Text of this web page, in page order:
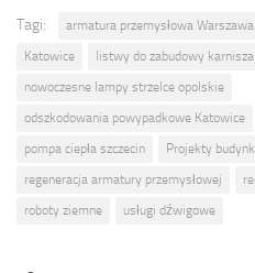
Tagi: armatura przemysłowa Warszawa
Katowice
listwy do zabudowy karnisza
nowoczesne lampy strzelce opolskie
odszkodowania powypadkowe Katowice
pompa ciepła szczecin
Projekty
regeneracja armatury przemysłowej
roboty ziemne
usługi dźwigowe